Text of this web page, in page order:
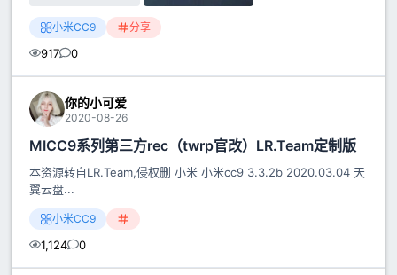
小米CC9 分享
917 0
你的小可爱
2020-08-26
MICC9系列第三方rec（twrp官改）LR.Team定制版
本资源转自LR.Team,侵权删 小米 小米cc9 3.3.2b 2020.03.04 天
翼云盘...
小米CC9
1,124 0